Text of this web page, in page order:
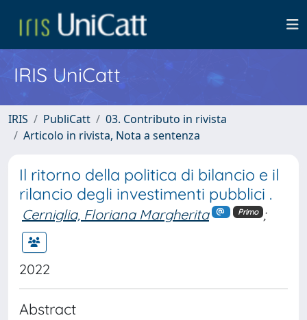
IRIS UniCatt
IRIS PubliCatt
03. Contributo in rivista
Articolo in rivista, Nota a sentenza
Il ritorno della politica di bilancio e il
rilancio degli investimenti pubblici .
Cerniglia, Floriana Margherita Primo ;
2022
Abstract